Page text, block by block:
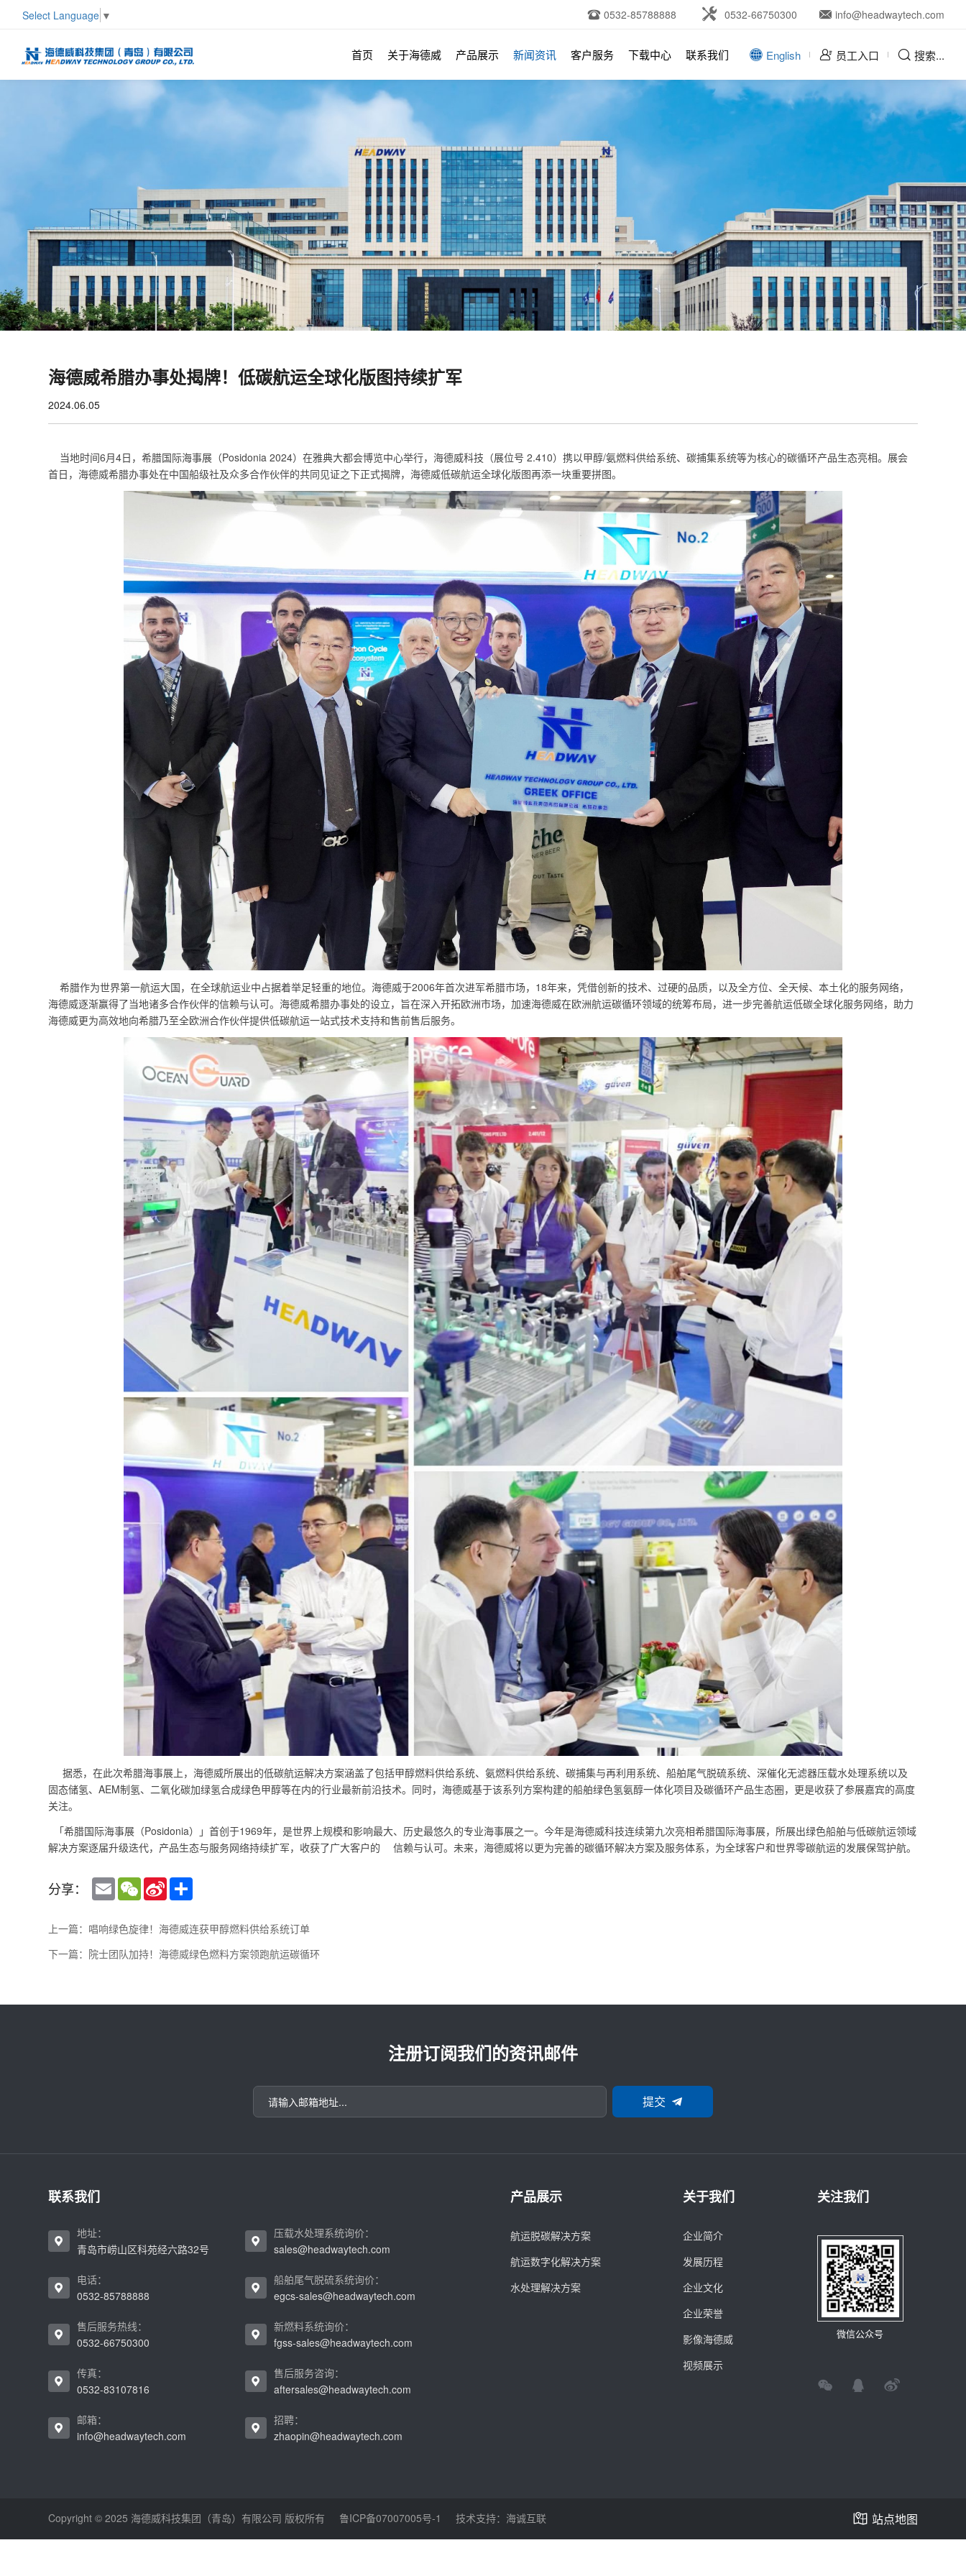
Select Language ▼ 0532-85788888 0532-66750300 info@headwaytech.com
首页 关于海德威 产品展示 新闻资讯 客户服务 下载中心 联系我们 English 员工入口 搜索...
海德威希腊办事处揭牌！低碳航运全球化版图持续扩军
2024.06.05
当地时间6月4日，希腊国际海事展（Posidonia 2024）在雅典大都会博览中心举行，海德威科技（展位号 2.410）携以甲醇/氨燃料供给系统、碳捕集系统等为核心的碳循环产品生态亮相。展会
首日，海德威希腊办事处在中国船级社及众多合作伙伴的共同见证之下正式揭牌，海德威低碳航运全球化版图再添一块重要拼图。
希腊作为世界第一航运大国，在全球航运业中占据着举足轻重的地位。海德威于2006年首次进军希腊市场，18年来，凭借创新的技术、过硬的品质，以及全方位、全天候、本土化的服务网络，
海德威逐渐赢得了当地诸多合作伙伴的信赖与认可。海德威希腊办事处的设立，旨在深入开拓欧洲市场，加速海德威在欧洲航运碳循环领域的统筹布局，进一步完善航运低碳全球化服务网络，助力
海德威更为高效地向希腊乃至全欧洲合作伙伴提供低碳航运一站式技术支持和售前售后服务。
据悉，在此次希腊海事展上，海德威所展出的低碳航运解决方案涵盖了包括甲醇燃料供给系统、氨燃料供给系统、碳捕集与再利用系统、船舶尾气脱硫系统、深催化无滤器压载水处理系统以及
固态储氢、AEM制氢、二氧化碳加绿氢合成绿色甲醇等在内的行业最新前沿技术。同时，海德威基于该系列方案构建的船舶绿色氢氨醇一体化项目及碳循环产品生态圈，更是收获了参展嘉宾的高度
关注。
「希腊国际海事展（Posidonia）」首创于1969年，是世界上规模和影响最大、历史最悠久的专业海事展之一。今年是海德威科技连续第九次亮相希腊国际海事展，所展出绿色船舶与低碳航运领域
解决方案逐届升级迭代，产品生态与服务网络持续扩军，收获了广大客户的
信赖与认可。未来，海德威将以更为完善的碳循环解决方案及服务体系，为全球客户和世界零碳航运的发展保驾护航。
分享： Email WeChatSina
Weibo
上一篇：唱响绿色旋律！海德威连获甲醇燃料供给系统订单
下一篇：院士团队加持！海德威绿色燃料方案领跑航运碳循环
注册订阅我们的资讯邮件
提交
联系我们
地址：
青岛市崂山区科苑经六路32号
电话：
0532-85788888
售后服务热线：
0532-66750300
传真：
0532-83107816
邮箱：
info@headwaytech.com
压载水处理系统询价：
sales@headwaytech.com
船舶尾气脱硫系统询价：
egcs-sales@headwaytech.com
新燃料系统询价：
fgss-sales@headwaytech.com
售后服务咨询：
aftersales@headwaytech.com
招聘：
zhaopin@headwaytech.com
产品展示
航运脱碳解决方案
航运数字化解决方案
水处理解决方案
关于我们
企业简介
发展历程
企业文化
企业荣誉
影像海德威
视频展示
关注我们
微信公众号
Copyright © 2025 海德威科技集团（青岛）有限公司 版权所有 鲁ICP备07007005号-1 技术支持：海诚互联 站点地图